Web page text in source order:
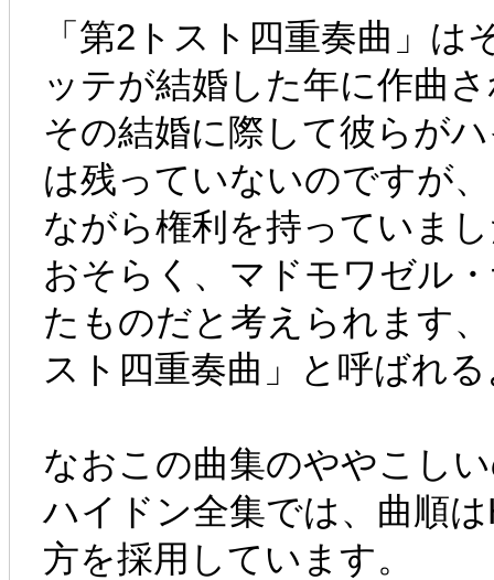
「第2トスト四重奏曲」
ッテが結婚した年に作曲
その結婚に際して彼らが
は残っていないのですが
ながら権利を持っていま
おそらく、マドモワゼル
たものだと考えられます
スト四重奏曲」と呼ばれ
なおこの曲集のややこし
ハイドン全集では、曲順
方を採用しています。